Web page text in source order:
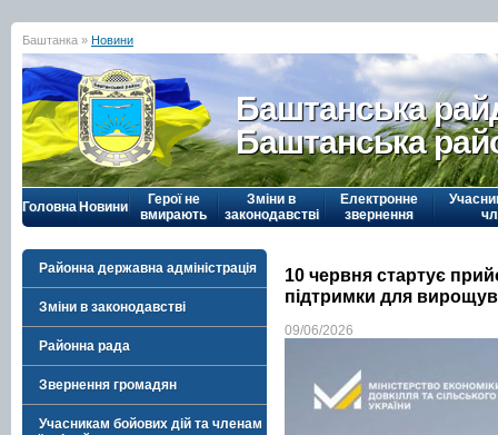
Баштанка » Новини
Баштанська
Баштанська
Головна Новини
Герої не
вмирають
Зміни в
законодавстві
Електронне
звернення
Районна державна адміністрація
Зміни в законодавстві
Районна рада
Звернення громадян
Учасникам бойових дій та членам
10 червня стартує
підтримки для
09/06/2026